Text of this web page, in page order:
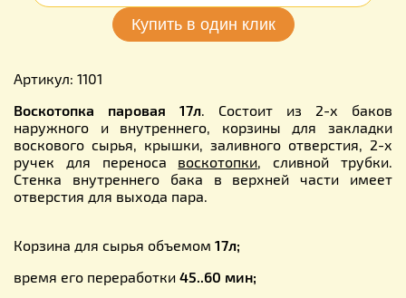
Артикул: 1101
Воскотопка паровая 17л. Состоит из 2-х баков
наружного и внутреннего, корзины для закладки
воскового сырья, крышки, заливного отверстия, 2-х
ручек для переноса воскотопки, сливной трубки.
Стенка внутреннего бака в верхней части имеет
отверстия для выхода пара.
Корзина для сырья объемом 17л;
время его переработки 45..60 мин;